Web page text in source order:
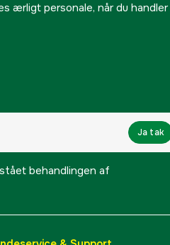
ærligt personale, når du handler
Ja tak
behandlingen af